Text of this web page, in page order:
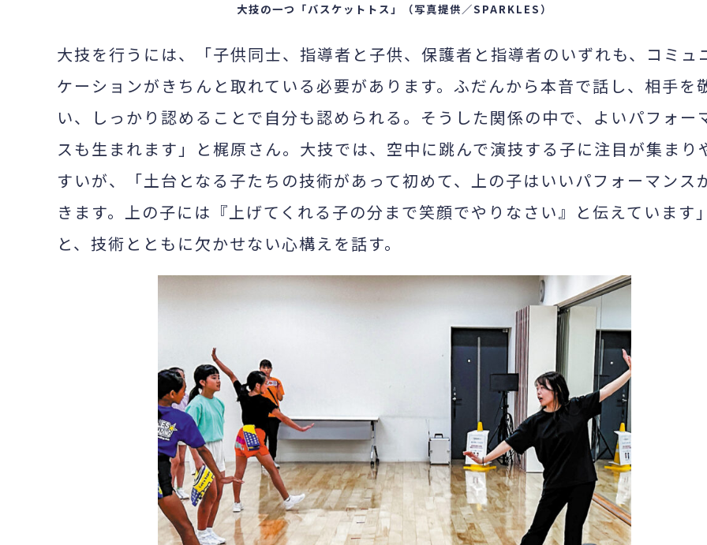
大技の一つ「バスケットトス」（写真提供／SPARKLES）
大技を行うには、「子供同士、指導者と子供、保護者と指導者のいずれも、コミュ
ケーションがきちんと取れている必要があります。ふだんから本音で話し、相手を
い、しっかり認めることで自分も認められる。そうした関係の中で、よいパフォー
スも生まれます」と梶原さん。大技では、空中に跳んで演技する子に注目が集まり
すいが、「土台となる子たちの技術があって初めて、上の子はいいパフォーマンス
きます。上の子には『上げてくれる子の分まで笑顔でやりなさい』と伝えています」
と、技術とともに欠かせない心構えを話す。